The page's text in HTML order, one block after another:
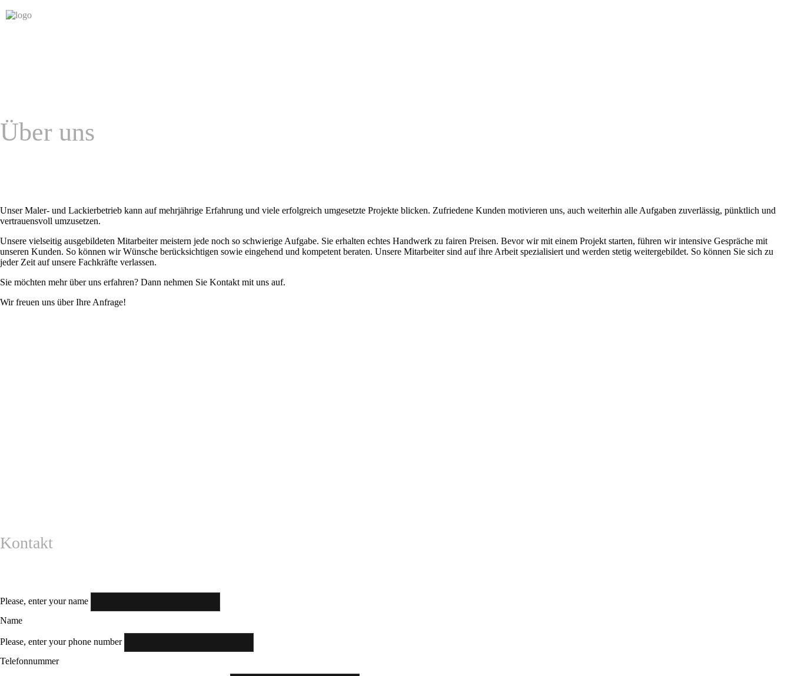
Über uns
Unser Maler- und Lackierbetrieb kann auf mehrjährige Erfahrung und viele erfolgreich umgesetzte Projekte blicken. Zufriedene Kunden motivieren uns, auch weiterhin alle Aufgaben zuverlässig, pünktlich und
vertrauensvoll umzusetzen.
Unsere vielseitig ausgebildeten Mitarbeiter meistern jede noch so schwierige Aufgabe. Sie erhalten echtes Handwerk zu fairen Preisen. Bevor wir mit einem Projekt starten, führen wir intensive Gespräche mit
unseren Kunden. So können wir Wünsche berücksichtigen sowie eingehend und kompetent beraten. Unsere Mitarbeiter sind auf ihre Arbeit spezialisiert und werden stetig weitergebildet. So können Sie sich zu
jeder Zeit auf unsere Fachkräfte verlassen.
Sie möchten mehr über uns erfahren? Dann nehmen Sie Kontakt mit uns auf.
Wir freuen uns über Ihre Anfrage!
Kontakt
Please, enter your name
Name
Please, enter your phone number
Telefonnummer